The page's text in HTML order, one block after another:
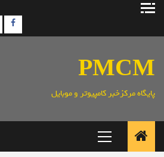
پرش
PMCM
پایگاه مرکزخبر کامپیوتر و موبایل
اصلی